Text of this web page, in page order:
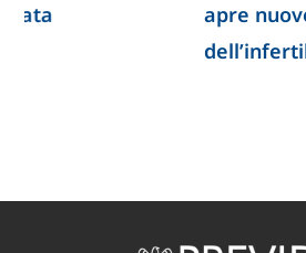
apre nuove prospettive per